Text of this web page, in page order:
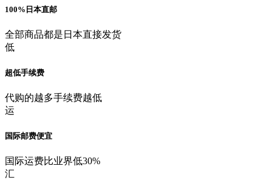
100%日本直邮
全部商品都是日本直接发货
低
超低手续费
代购的越多手续费越低
运
国际邮费便宜
国际运费比业界低30%
汇